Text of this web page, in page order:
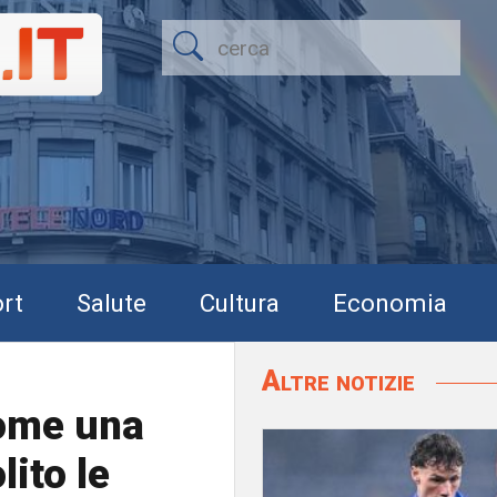
Salute Cultura Economia
una
le
Altre notizie